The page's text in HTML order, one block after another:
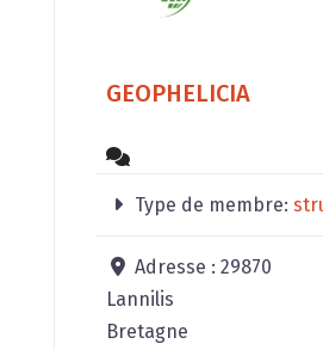
GEOPHELICIA
Type de membre:
Adresse :29870
Lannilis
Bretagne